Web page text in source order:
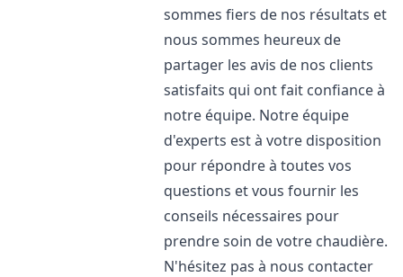
sommes fiers de nos résultats et
nous sommes heureux de
partager les avis de nos clients
satisfaits qui ont fait confiance à
notre équipe. Notre équipe
d'experts est à votre disposition
pour répondre à toutes vos
questions et vous fournir les
conseils nécessaires pour
prendre soin de votre chaudière.
N'hésitez pas à nous contacter